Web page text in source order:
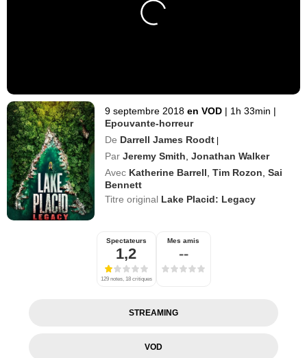
9 septembre 2018 en VOD | 1h 33min |
Epouvante-horreur
De Darrell James Roodt |
Par Jeremy Smith ,Jonathan Walker
Avec Katherine Barrell ,Tim Rozon ,Sai
Bennett
Titre original Lake Placid: Legacy
Spectateurs
1,2
129 notes, 18 critiques
Mes amis
--
STREAMING
VOD